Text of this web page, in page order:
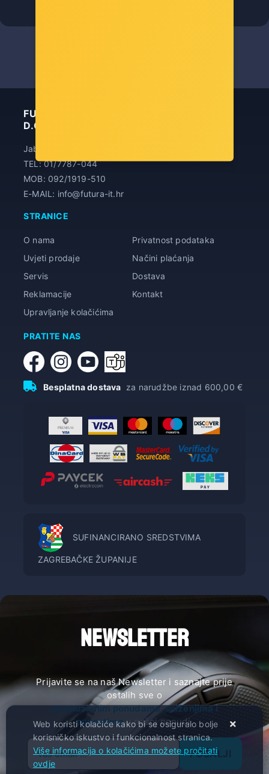
FUTURA INFORMATIČKA TEHNOLOGIJA
D.O.O.
Jablanska 19, 10000 Zagreb
TEL: 01/7787-044
MOB: 092/1919-510
E-MAIL: info@futura-it.hr
STRANICE
O nama
Privatnost podataka
Uvjeti prodaje
Načini plaćanja
Servis
Dostava
Reklamacije
Kontakt
Upravljanje kolačićima
PRATITE NAS
Besplatna dostava za narudžbe iznad 600,00 €
SUFINANCIRANO SREDSTVIMA
ZAGREBAČKE ŽUPANIJE
NEWSLETTER
Prijavite se na naš Newsletter i saznajte prije
ostalih sve o
ekskluzivnim ponudama, sniženjima i
novostimau našoj ponudi.
POŠALJI
Web koristi kolačiće kako bi se osiguralo bolje
korisničko iskustvo i funkcionalnost stranica.
Više informacija o kolačićima možete pročitati
ovdje